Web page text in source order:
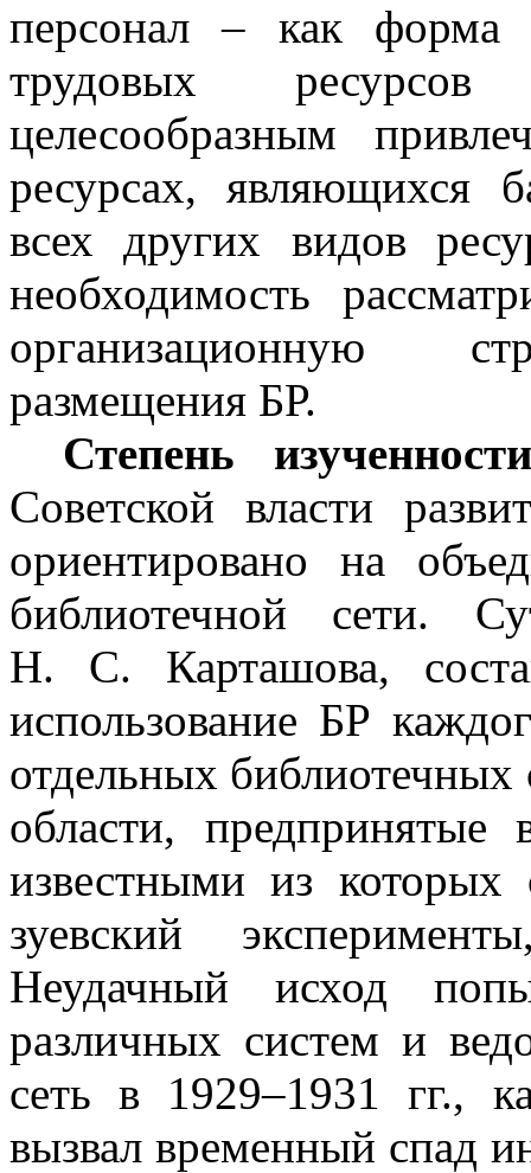
персонал – как форма
трудовых ресурсов
целесообразным
ресурсах, являющихся
всех других видов
необходимость
организационную
размещения БР.
Степень
Советской власти
ориентировано на
библиотечной сети.
Н.
С. Карташова,
использование БР
отдельных библиотечных
области, предпринятые
известными из
зуевский
Неудачный исход
различных систем и
сеть в 1929–1931 гг.,
вызвал временный спад